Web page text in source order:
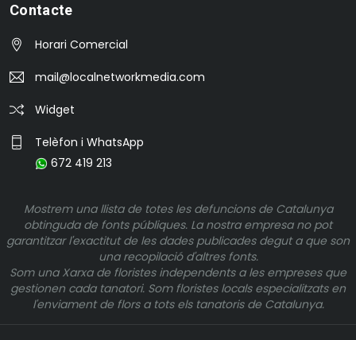
Contacte
Horari Comercial
mail@localnetworkmedia.com
Widget
Telèfon i WhatsApp
672 419 213
Mostrem una llista de totes les defuncions de Catalunya
obtinguda de fonts públiques. La nostra empresa no pot
garantitzar l'exactitut de les dades publicades degut a que son
una recopilació d'altres fonts.
Som una Xarxa de floristes independents a les empreses que
gestionen cada tanatori. Som floristes locals especialitzats en
l'enviament de flors a tots els tanatoris de Catalunya.